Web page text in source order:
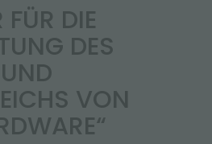
DIE
DES
VON